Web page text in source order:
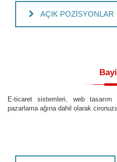
AÇIK POZİSYONLAR
E-ticaret sistemleri, web
pazarlama ağına dahil olarak